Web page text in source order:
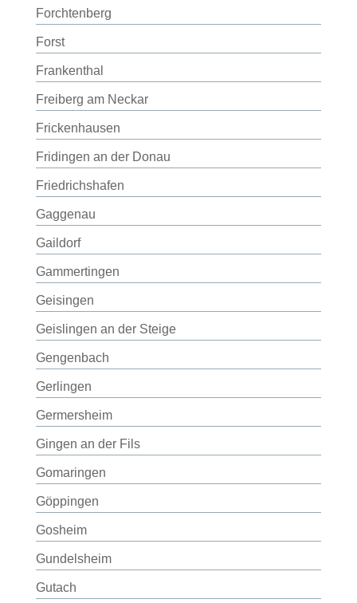
Forchtenberg
Forst
Frankenthal
Freiberg am Neckar
Frickenhausen
Fridingen an der Donau
Friedrichshafen
Gaggenau
Gaildorf
Gammertingen
Geisingen
Geislingen an der Steige
Gengenbach
Gerlingen
Germersheim
Gingen an der Fils
Gomaringen
Göppingen
Gosheim
Gundelsheim
Gutach